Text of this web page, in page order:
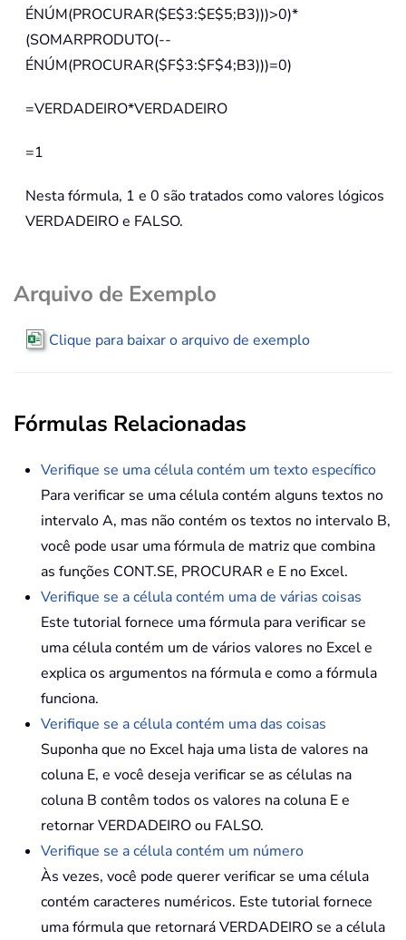
ÉNÚM(PROCURAR($E$3:$E$5;B3)))>0)*
(SOMARPRODUTO(--
ÉNÚM(PROCURAR($F$3:$F$4;B3)))=0)
=VERDADEIRO*VERDADEIRO
=1
Nesta fórmula, 1 e 0 são tratados como valores lógicos
VERDADEIRO e FALSO.
Arquivo de Exemplo
Clique para baixar o arquivo de exemplo
Fórmulas Relacionadas
Verifique se uma célula contém um texto específico
Para verificar se uma célula contém alguns textos no
intervalo A, mas não contém os textos no intervalo B,
você pode usar uma fórmula de matriz que combina
as funções CONT.SE, PROCURAR e E no Excel.
Verifique se a célula contém uma de várias coisas
Este tutorial fornece uma fórmula para verificar se
uma célula contém um de vários valores no Excel e
explica os argumentos na fórmula e como a fórmula
funciona.
Verifique se a célula contém uma das coisas
Suponha que no Excel haja uma lista de valores na
coluna E, e você deseja verificar se as células na
coluna B contêm todos os valores na coluna E e
retornar VERDADEIRO ou FALSO.
Verifique se a célula contém um número
Às vezes, você pode querer verificar se uma célula
contém caracteres numéricos. Este tutorial fornece
uma fórmula que retornará VERDADEIRO se a célula